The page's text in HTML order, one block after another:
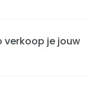
verkoop je jouw